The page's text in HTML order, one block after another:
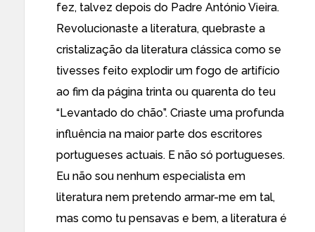
fez, talvez depois do Padre António Vieira.
Revolucionaste a literatura, quebraste a
cristalização da literatura clássica como se
tivesses feito explodir um fogo de artifício
ao fim da página trinta ou quarenta do teu
“Levantado do chão”. Criaste uma profunda
influência na maior parte dos escritores
portugueses actuais. E não só portugueses.
Eu não sou nenhum especialista em
literatura nem pretendo armar-me em tal,
mas como tu pensavas e bem, a literatura é